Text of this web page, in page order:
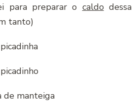
para preparar o caldo dessa
tanto)
de manteiga